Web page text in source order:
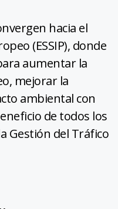
hacia el
(ESSIP), donde
aumentar la
mejorar la
ambiental con
de todos los
Gestión del Tráfico